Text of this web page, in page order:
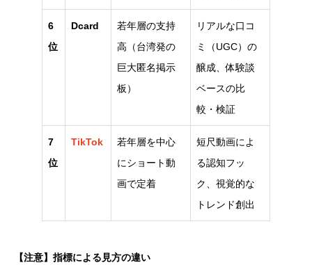
6
位
Dcard
若年層の支持
高（台湾発の
巨大匿名掲示
板）
リアルな口コ
ミ（UGC）の
醸成、体験談
ベースの比
較・検証
7
位
TikTok
若年層を中心
にショート動
画で定着
短尺動画によ
る認知フッ
ク、視覚的な
トレンド創出
【注意】指標による見方の違い